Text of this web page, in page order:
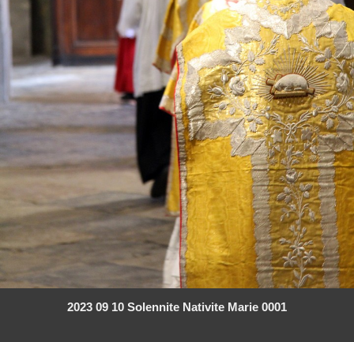
2023 09 10 Solennite Nativite Marie 0001